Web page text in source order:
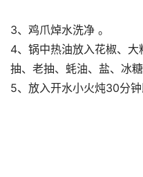
3、鸡爪焯水洗净 。
4、锅中热油放入花椒、
抽、老抽、蚝油、盐、冰糖
5、放入开水小火炖30分钟